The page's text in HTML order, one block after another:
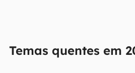
Temas quentes em